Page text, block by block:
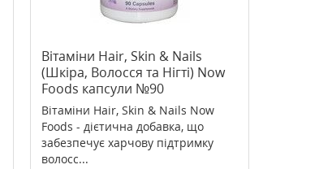
Вітаміни Hair, Skin & Nails
(Шкіра, Волосся та Нігті) Now
Foods капсули №90
Вітаміни Hair, Skin & Nails Now
Foods - дієтична добавка, що
забезпечує харчову підтримку
волосс...